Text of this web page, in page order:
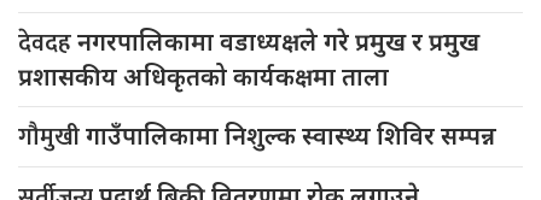
देवदहनगरपालिकामा वडाध्यक्षले गरे प्रमुख र प्रमुख
प्रशासकीय अधिकृतको कार्यकक्षमा ताला
गौमुखीगाउँपालिकामा निशुल्क स्वास्थ्य शिविर सम्पन्न